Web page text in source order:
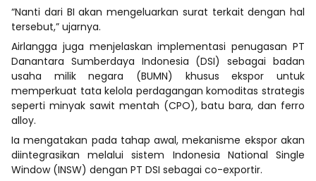
“Nanti dari BI akan mengeluarkan surat terkait dengan hal
tersebut,” ujarnya.
Airlangga juga menjelaskan implementasi penugasan PT
Danantara Sumberdaya Indonesia (DSI) sebagai badan
usaha milik negara (BUMN) khusus ekspor untuk
memperkuat tata kelola perdagangan komoditas strategis
seperti minyak sawit mentah (CPO), batu bara, dan ferro
alloy.
Ia mengatakan pada tahap awal, mekanisme ekspor akan
diintegrasikan melalui sistem Indonesia National Single
Window (INSW) dengan PT DSI sebagai co-exportir.